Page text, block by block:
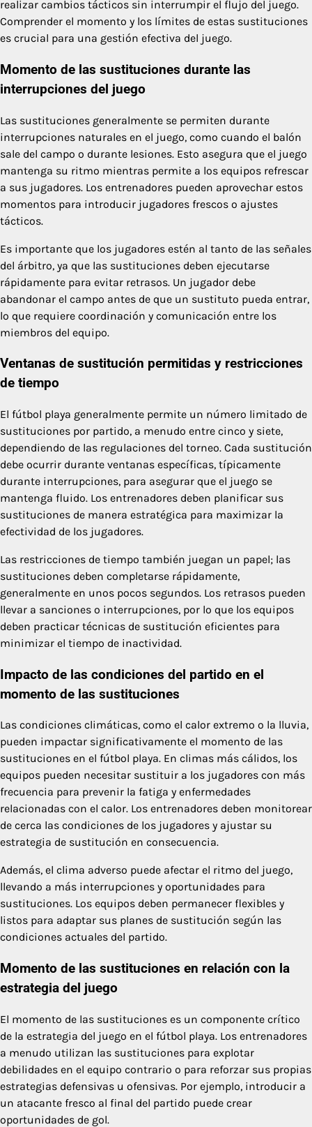
realizar cambios tácticos sin interrumpir el flujo del juego.
Comprender el momento y los límites de estas sustituciones
es crucial para una gestión efectiva del juego.
Momento de las sustituciones durante las
interrupciones del juego
Las sustituciones generalmente se permiten durante
interrupciones naturales en el juego, como cuando el balón
sale del campo o durante lesiones. Esto asegura que el juego
mantenga su ritmo mientras permite a los equipos refrescar
a sus jugadores. Los entrenadores pueden aprovechar estos
momentos para introducir jugadores frescos o ajustes
tácticos.
Es importante que los jugadores estén al tanto de las señales
del árbitro, ya que las sustituciones deben ejecutarse
rápidamente para evitar retrasos. Un jugador debe
abandonar el campo antes de que un sustituto pueda entrar,
lo que requiere coordinación y comunicación entre los
miembros del equipo.
Ventanas de sustitución permitidas y restricciones
de tiempo
El fútbol playa generalmente permite un número limitado de
sustituciones por partido, a menudo entre cinco y siete,
dependiendo de las regulaciones del torneo. Cada sustitución
debe ocurrir durante ventanas específicas, típicamente
durante interrupciones, para asegurar que el juego se
mantenga fluido. Los entrenadores deben planificar sus
sustituciones de manera estratégica para maximizar la
efectividad de los jugadores.
Las restricciones de tiempo también juegan un papel; las
sustituciones deben completarse rápidamente,
generalmente en unos pocos segundos. Los retrasos pueden
llevar a sanciones o interrupciones, por lo que los equipos
deben practicar técnicas de sustitución eficientes para
minimizar el tiempo de inactividad.
Impacto de las condiciones del partido en el
momento de las sustituciones
Las condiciones climáticas, como el calor extremo o la lluvia,
pueden impactar significativamente el momento de las
sustituciones en el fútbol playa. En climas más cálidos, los
equipos pueden necesitar sustituir a los jugadores con más
frecuencia para prevenir la fatiga y enfermedades
relacionadas con el calor. Los entrenadores deben monitorear
de cerca las condiciones de los jugadores y ajustar su
estrategia de sustitución en consecuencia.
Además, el clima adverso puede afectar el ritmo del juego,
llevando a más interrupciones y oportunidades para
sustituciones. Los equipos deben permanecer flexibles y
listos para adaptar sus planes de sustitución según las
condiciones actuales del partido.
Momento de las sustituciones en relación con la
estrategia del juego
El momento de las sustituciones es un componente crítico
de la estrategia del juego en el fútbol playa. Los entrenadores
a menudo utilizan las sustituciones para explotar
debilidades en el equipo contrario o para reforzar sus propias
estrategias defensivas u ofensivas. Por ejemplo, introducir a
un atacante fresco al final del partido puede crear
oportunidades de gol.